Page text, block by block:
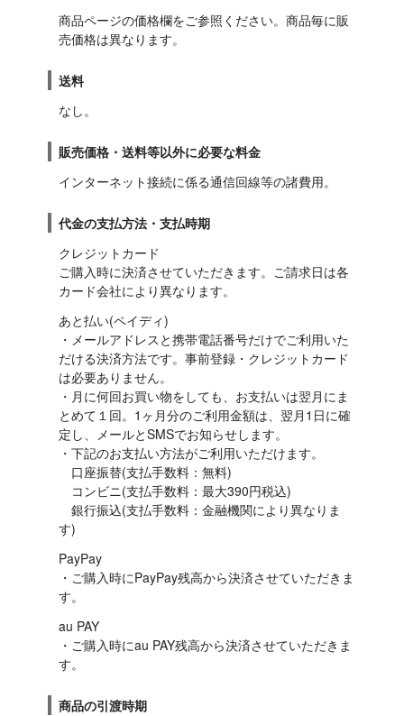
商品ページの価格欄をご参照ください。商品毎に販
売価格は異なります。
送料
なし。
販売価格・送料等以外に必要な料金
インターネット接続に係る通信回線等の諸費用。
代金の支払方法・支払時期
クレジットカード
ご購入時に決済させていただきます。ご請求日は各
カード会社により異なります。
あと払い(ペイディ)
・メールアドレスと携帯電話番号だけでご利用いた
だける決済方法です。事前登録・クレジットカード
は必要ありません。
・月に何回お買い物をしても、お支払いは翌月にま
とめて１回。1ヶ月分のご利用金額は、翌月1日に確
定し、メールとSMSでお知らせします。
・下記のお支払い方法がご利用いただけます。
口座振替(支払手数料：無料)
コンビニ(支払手数料：最大390円税込)
銀行振込(支払手数料：金融機関により異なりま
す)
PayPay
・ご購入時にPayPay残高から決済させていただきま
す。
au PAY
・ご購入時にau PAY残高から決済させていただきま
す。
商品の引渡時期